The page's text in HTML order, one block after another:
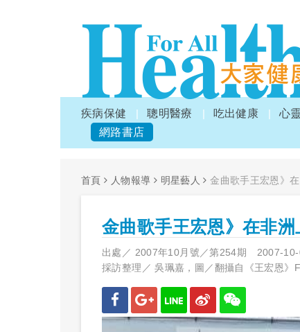
疾病保健 聰明醫療 吃出健康 心
網路書店
首頁 人物報導 明星藝人 金曲歌手王宏恩》
金曲歌手王宏恩》在非
出處／ 2007年10月號／第254期 2007-10-
採訪整理／ 吳珮嘉，圖／翻攝自《王宏恩》